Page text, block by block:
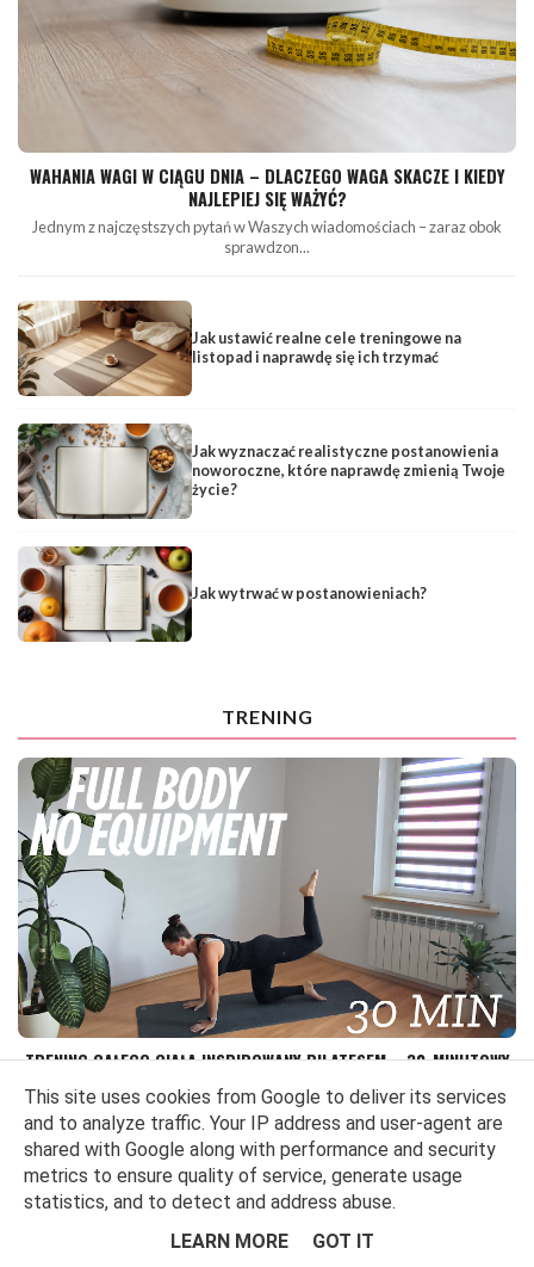
WAHANIA WAGI W CIĄGU DNIA – DLACZEGO WAGA SKACZE I KIEDY
NAJLEPIEJ SIĘ WAŻYĆ?
Jednym z najczęstszych pytań w Waszych wiadomościach – zaraz obok
sprawdzon...
Jak ustawić realne cele treningowe na
listopad i naprawdę się ich trzymać
Jak wyznaczać realistyczne postanowienia
noworoczne, które naprawdę zmienią Twoje
życie?
Jak wytrwać w postanowieniach?
TRENING
TRENING CAŁEGO CIAŁA INSPIROWANY PILATESEM – 30-MINUTOWY
TRENING W DOMU (ZE SPRZĘTEM LUB BEZ) TRENUJ Z FITLOVIN
(FOLLOW ALONG)
Szukasz treningu, który wzmocni całe ciało, poprawi mobilność i
jednocześni...
Pilates Strength na pośladki – 30-minutowy
This site uses cookies from Google to deliver its services
and to analyze traffic. Your IP address and user-agent are
shared with Google along with performance and security
metrics to ensure quality of service, generate usage
statistics, and to detect and address abuse.
LEARN MORE
GOT IT